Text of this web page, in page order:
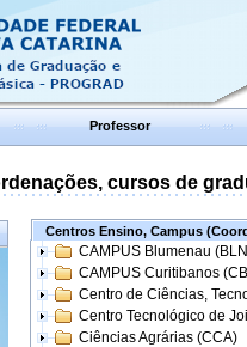
Professor
cursos de
Centros Ensino, Campus
CAMPUS Blumenau
CAMPUS Curitibanos
Centro de Ciências,
Centro Tecnológico de
Ciências Agrárias (CCA)